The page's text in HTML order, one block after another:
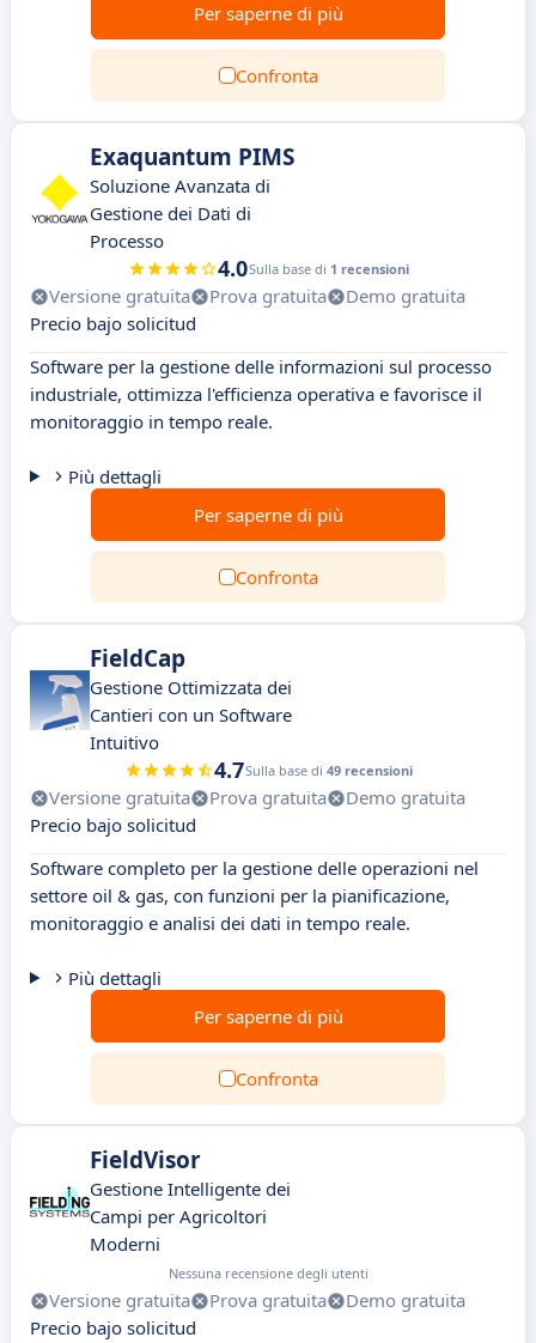
Per saperne di più
Confronta
Exaquantum PIMS
Soluzione Avanzata di
Gestione dei Dati di
Processo
4.0Sulla base di 1 recensioni
Versione gratuita Prova gratuita
Demo gratuita
Precio bajo solicitud
Software per la gestione delle informazioni sul processo
industriale, ottimizza l'efficienza operativa e favorisce il
monitoraggio in tempo reale.
Più dettagli
Per saperne di più
Confronta
FieldCap
Gestione Ottimizzata dei
Cantieri con un Software
Intuitivo
4.7Sulla base di 49 recensioni
Versione gratuita Prova gratuita
Demo gratuita
Precio bajo solicitud
Software completo per la gestione delle operazioni nel
settore oil & gas, con funzioni per la pianificazione,
monitoraggio e analisi dei dati in tempo reale.
Più dettagli
Per saperne di più
Confronta
FieldVisor
Gestione Intelligente dei
Campi per Agricoltori
Moderni
Nessuna recensione degli utenti
Versione gratuita Prova gratuita
Demo gratuita
Precio bajo solicitud